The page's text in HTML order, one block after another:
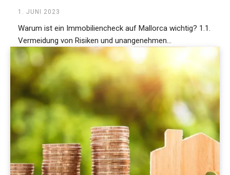
1. JUNI 2023
Warum ist ein Immobiliencheck auf Mallorca wichtig? 1.1.
Vermeidung von Risiken und unangenehmen...